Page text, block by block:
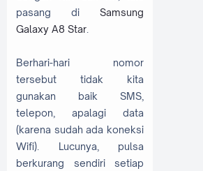
pasang di Samsung
Galaxy A8 Star
Berhari-hari nomor
tersebut tidak kita
gunakan baik SMS,
telepon, apalagi data
(karena sudah ada koneksi
Wifi). Lucunya, pulsa
berkurang sendiri setiap